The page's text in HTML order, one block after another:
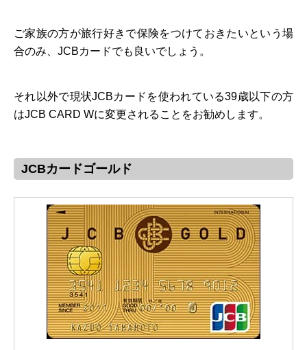
ご家族の方が旅行好きで保険をつけておきたいという場
合のみ、JCBカードでも良いでしょう。
それ以外で現状JCBカードを使われている39歳以下の方
はJCB CARD Wに変更されることをお勧めします。
JCBカードゴールド